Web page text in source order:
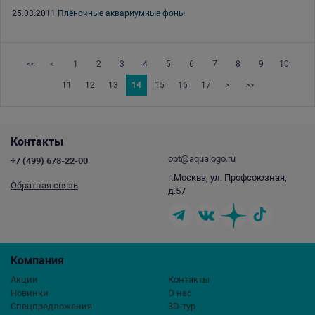
25.03.2011 Плёночные аквариумные фоны
<< < 1 2 3 4 5 6 7 8 9 10
11 12 13 14 15 16 17 > >>
Компания
Акции
Новинки
Спецпредложения
Контакты
О нас
3D-тур
Контакты
+7 (499) 678-22-00
Обратная связь
opt@aqualogo.ru
г.Москва, ул. Профсоюзная,
д.57